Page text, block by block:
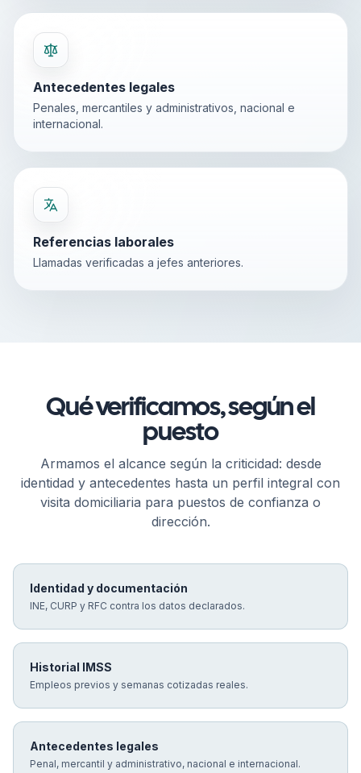
Antecedentes legales
Penales, mercantiles y administrativos, nacional e
internacional.
Referencias laborales
Llamadas verificadas a jefes anteriores.
Qué verificamos, según el
puesto
Armamos el alcance según la criticidad: desde
identidad y antecedentes hasta un perfil integral con
visita domiciliaria para puestos de confianza o
dirección.
Identidad y documentación
INE, CURP y RFC contra los datos declarados.
Historial IMSS
Empleos previos y semanas cotizadas reales.
Antecedentes legales
Penal, mercantil y administrativo, nacional e internacional.